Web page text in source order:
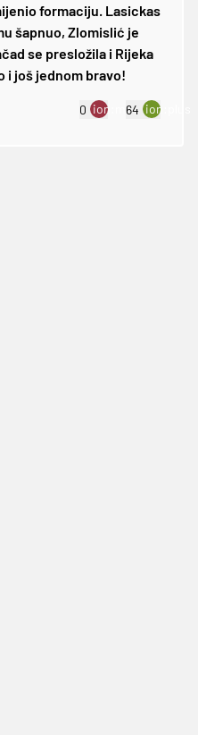
formaciju. Lasickas
šapnuo, Zlomislić je
se presložila i Rijeka
i još jednom bravo!
0 ion:minus
64 ion:plus